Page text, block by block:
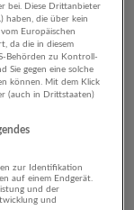
bei. Diese Drittanbieter
haben, die über kein
Europäischen
da die in diesem
Behörden zu Kontroll-
Sie gegen eine solche
können. Mit dem Klick
(auch in Drittstaaten)
zur Identifikation
auf einem Endgerät.
und der
und